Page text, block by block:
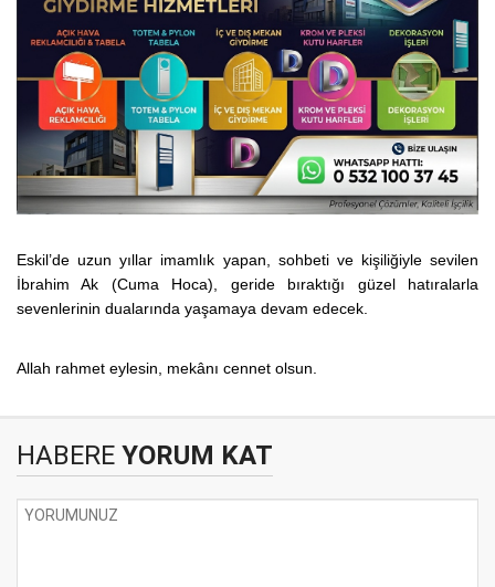
Eskil’de uzun yıllar imamlık yapan, sohbeti ve kişiliğiyle sevilen
İbrahim Ak (Cuma Hoca), geride bıraktığı güzel hatıralarla
sevenlerinin dualarında yaşamaya devam edecek.
Allah rahmet eylesin, mekânı cennet olsun.
HABERE YORUM KAT